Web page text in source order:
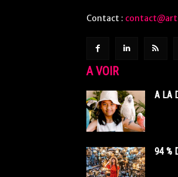
Contact :
A VOIR
A LA
94 %